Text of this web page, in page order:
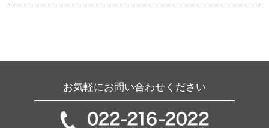
お気軽にお問い合わせください